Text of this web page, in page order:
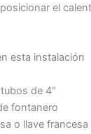
el
esta instalación
de 4″
fontanero
o llave